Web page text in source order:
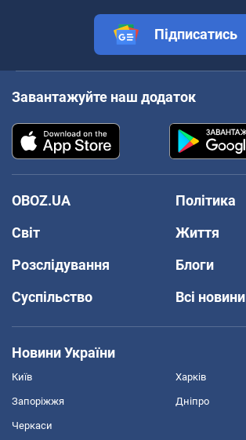
Підписатись
Завантажуйте наш додаток
OBOZ.UA
Політика
Світ
Життя
Розслідування
Блоги
Суспільство
Всі новини
Новини України
Київ Харків
Запоріжжя Дніпро
Черкаси